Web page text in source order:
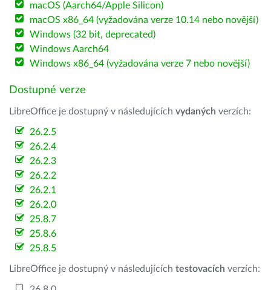
macOS (Aarch64/Apple Silicon)
macOS x86_64 (vyžadována verze 10.14 nebo novější)
Windows (32 bit, deprecated)
Windows Aarch64
Windows x86_64 (vyžadována verze 7 nebo novější)
Dostupné verze
LibreOffice je dostupný v následujících vydaných verzích:
26.2.5
26.2.4
26.2.3
26.2.2
26.2.1
26.2.0
25.8.7
25.8.6
25.8.5
LibreOffice je dostupný v následujících testovacích verzích: